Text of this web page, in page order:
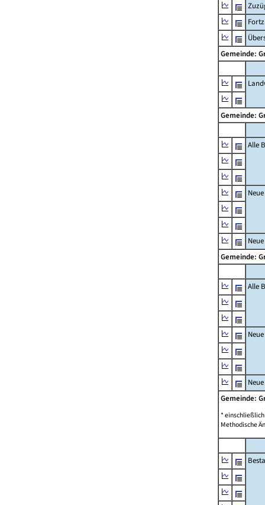
Gemeinde:
Gemeinde:
Alle
Gemeinde:
Alle
Gemeinde:
*
Methodische